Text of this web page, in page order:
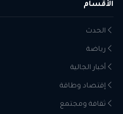
الأقسام
الحدث
رياضة
أخبار الجالية
إقتصاد وطاقة
ثقافة ومجتمع